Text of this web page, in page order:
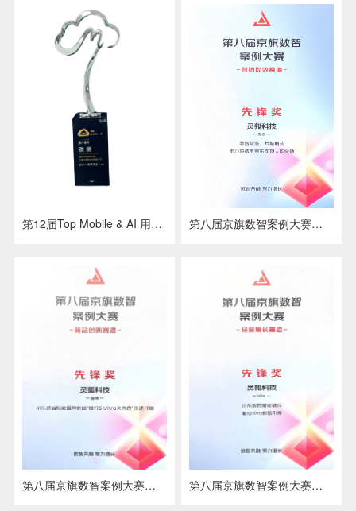
第12届Top Mobile & AI 用户增长 银奖 京东 x 海南灵鲨 x a2 第八届京旗数智案例大赛营销提效赛道 先锋奖—思念
第八届京旗数智案例大赛新品创新赛道 先锋奖—雷神2 第八届京旗数智案例大赛经营增长赛道先锋奖—vivo